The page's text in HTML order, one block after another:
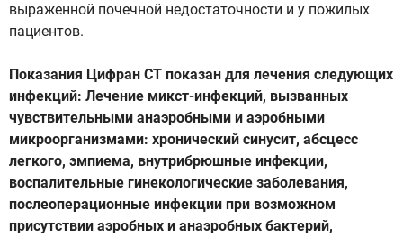
выраженной почечной недостаточности и у пожилых
пациентов.
Показания Цифран СТ показан для лечения следующих
инфекций: Лечение микст-инфекций, вызванных
чувствительными анаэробными и аэробными
микроорганизмами: хронический синусит, абсцесс
легкого, эмпиема, внутрибрюшные инфекции,
воспалительные гинекологические заболевания,
послеоперационные инфекции при возможном
присутствии аэробных и анаэробных бактерий,